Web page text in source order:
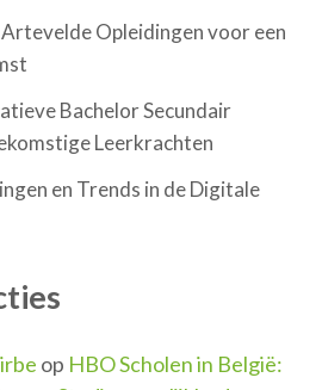
Opleidingen voor een
Bachelor Secundair
Leerkrachten
en Trends in de Digitale
op HBO Scholen in België: